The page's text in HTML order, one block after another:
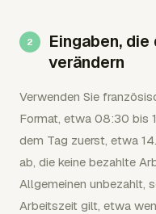
Eingaben,
verändern
Verwenden Sie
Format, etwa 08:30 bis
dem Tag zuerst, etwa
ab, die keine bezahlte
Allgemeinen unbezahlt,
Arbeitszeit gilt, etwa